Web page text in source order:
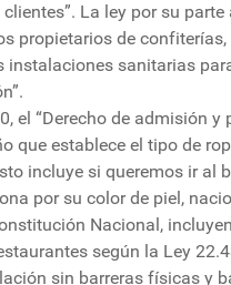
La ley por su
propietarios de confiterías,
instalaciones sanitarias
el “Derecho de admisión y
que establece el tipo de
incluye si queremos ir al
por su color de piel,
Nacional,
según la Ley
sin barreras físicas y